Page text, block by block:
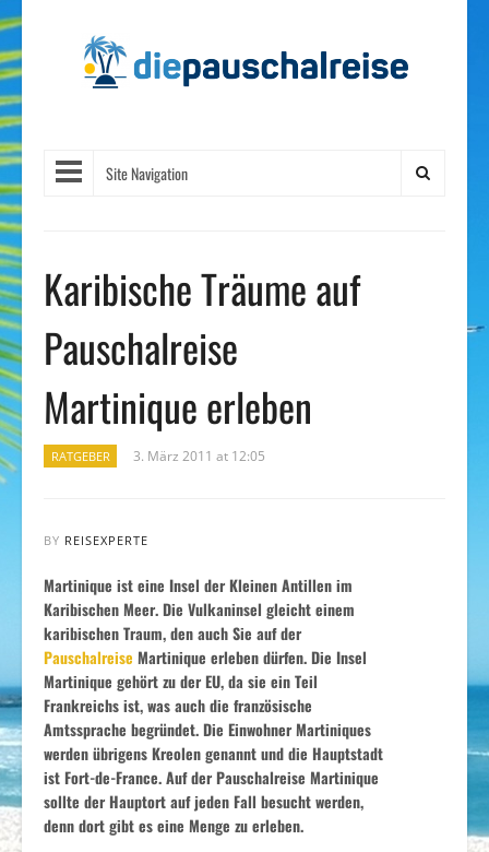
Site Navigation
Karibische Träume auf
Pauschalreise
Martinique erleben
RATGEBER 3. März 2011 at 12:05
BY REISEXPERTE
Martinique ist eine Insel der Kleinen Antillen im
Karibischen Meer. Die Vulkaninsel gleicht einem
karibischen Traum, den auch Sie auf der
Pauschalreise Martinique erleben dürfen. Die Insel
Martinique gehört zu der EU, da sie ein Teil
Frankreichs ist, was auch die französische
Amtssprache begründet. Die Einwohner Martiniques
werden übrigens Kreolen genannt und die Hauptstadt
ist Fort-de-France. Auf der Pauschalreise Martinique
sollte der Hauptort auf jeden Fall besucht werden,
denn dort gibt es eine Menge zu erleben.